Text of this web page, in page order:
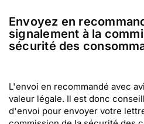
Envoyez en
signalement à la
sécurité des
L'envoi en recommandé avec
valeur légale. Il est donc
d'envoi pour envoyer votre